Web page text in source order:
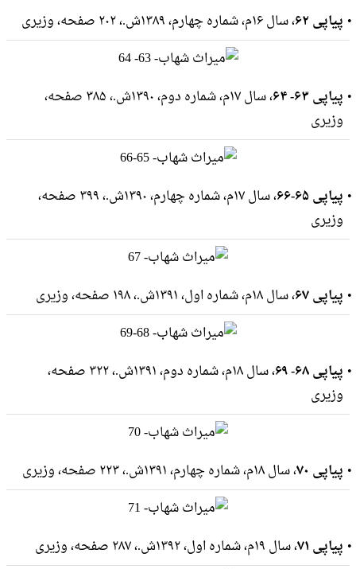
پیاپی ۶۲ ، سال ۱۶م، شماره چهارم، ۱۳۸۹ش.، ۲۰۲ صفحه، وزيرى
پیاپی ۶۳- ۶۴
، سال ۱۷م، شماره دوم، ۱۳۹۰ش.، ۳۸۵ صفحه،
وزيرى
پیاپی ۶۵-۶۶
، سال ۱۷م، شماره چهارم، ۱۳۹۰ش.، ۳۹۹ صفحه،
وزيرى
پیاپی ۶۷ ، سال ۱۸م، شماره اول، ۱۳۹۱ش.، ۱۹۸ صفحه، وزيرى
پیاپی ۶۸- ۶۹
، سال ۱۸م، شماره دوم، ۱۳۹۱ش.، ۳۲۲ صفحه،
وزيرى
پیاپی ۷۰ ، سال ۱۸م، شماره چهارم، ۱۳۹۱ش.، ۲۲۳ صفحه، وزيرى
پیاپی ۷۱ ، سال ۱۹م، شماره اول، ۱۳۹۲ش.، ۲۸۷ صفحه، وزيرى